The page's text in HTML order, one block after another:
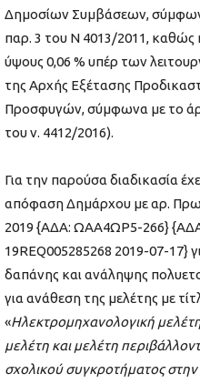
Δημοσίων Συμβάσεων,
παρ. 3 του Ν 4013/2011, καθώς
ύψους 0,06 % υπέρ των
της Αρχής Εξέτασης
Προσφυγών, σύμφωνα με το
του ν. 4412/2016).
Για την παρούσα διαδικασία
απόφαση Δημάρχου με αρ.
2019 {ΑΔΑ: ΩΑΑ4ΩΡ5-266}
19REQ005285268 2019-07-17}
δαπάνης και ανάληψης
για ανάθεση της μελέτης με
«Ηλεκτρομηχανολογική
μελέτη και μελέτη
σχολικού συγκροτήματος